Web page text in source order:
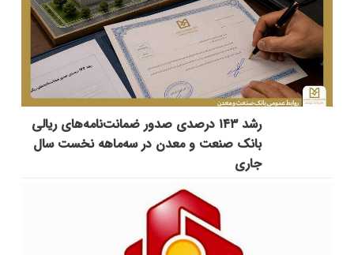
رشد ۱۴۳ درصدی صدور ضمانت‌نامه‌های ریالی
بانک صنعت و معدن در سه‌ماهه نخست سال
جاری